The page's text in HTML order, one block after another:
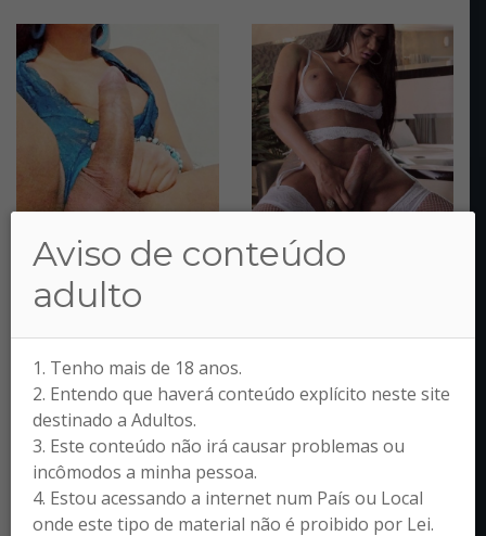
Aviso de conteúdo
adulto
1. Tenho mais de 18 anos.
2. Entendo que haverá conteúdo explícito neste site
destinado a Adultos.
3. Este conteúdo não irá causar problemas ou
incômodos a minha pessoa.
4. Estou acessando a internet num País ou Local
onde este tipo de material não é proibido por Lei.